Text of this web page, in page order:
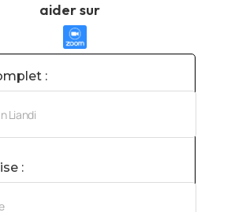
aider sur
:
: